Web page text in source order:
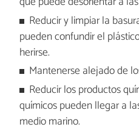
Reducir y limpiar la
pueden confundir el
herirse.
Mantenerse alejado de
Reducir los productos
químicos pueden llegar a
medio marino.